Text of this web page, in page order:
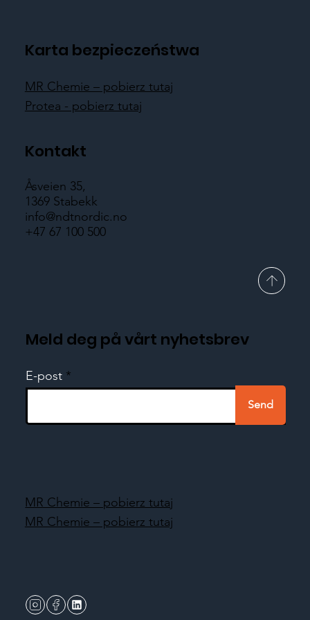
Karta bezpieczeństwa
MR Chemie – pobierz tutaj
Protea - pobierz tutaj
Kontakt
Åsveien 35,
1369 Stabekk
info@ndtnordic.no
+47 67 100 500
Meld deg på vårt nyhetsbrev
E-post
Send
MR Chemie – pobierz tutaj
MR Chemie – pobierz tutaj